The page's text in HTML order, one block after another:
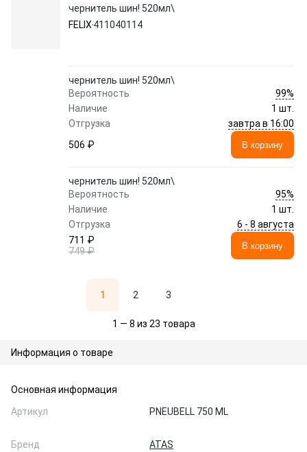
чернитель шин! 520мл\
FELIX 411040114
чернитель шин! 520мл\
Вероятность
99%
Наличие
1 шт.
Отгрузка
завтра в 16:00
506 ₽
В корзину
чернитель шин! 520мл\
Вероятность
95%
Наличие
1 шт.
Отгрузка
6 - 8 августа
711 ₽
749 ₽
В корзину
1 2 3
1 — 8 из 23 товара
Информация о товаре
Основная информация
Артикул
PNEUBELL 750 ML
Бренд ATAS